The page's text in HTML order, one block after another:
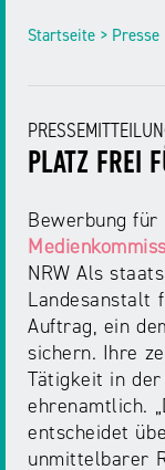
Startseite >
PLATZ FREI
Bewerbung
NRW Als
Landesanstalt
Auftrag, ein
sichern. Ihre
Tätigkeit in der
ehrenamtlich.
entscheidet
unmittelbarer